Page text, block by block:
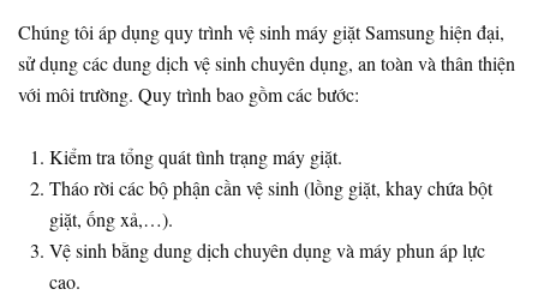
Chúng tôi áp dụng quy trình vệ sinh máy giặt Samsung hiện đại,
sử dụng các dung dịch vệ sinh chuyên dụng, an toàn và thân thiện
với môi trường. Quy trình bao gồm các bước:
Kiểm tra tổng quát tình trạng máy giặt.
Tháo rời các bộ phận cần vệ sinh (lồng giặt, khay chứa bột
giặt, ống xả,…).
Vệ sinh bằng dung dịch chuyên dụng và máy phun áp lực
cao.